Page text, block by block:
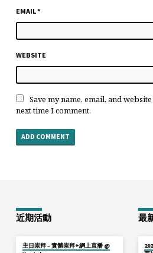
EMAIL*
WEBSITE
Save my name, email, and
next time I comment.
近期活動
主日崇拜 – 實體崇拜+網上直播 @
最